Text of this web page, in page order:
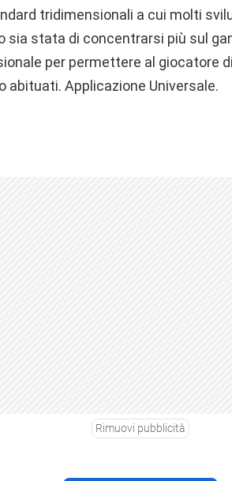
tridimensionali a cui molti
sia stata di concentrarsi più sul
per permettere al giocatore
abituati. Applicazione Universale.
Rimuovi pubblicità